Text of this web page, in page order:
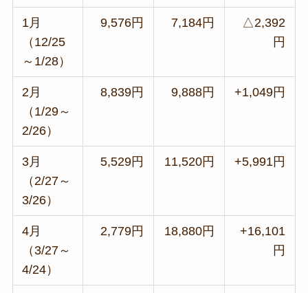
1月
（12/25
～1/28）
9,576円 7,184円
△2,392
円
2月
（1/29～
2/26）
8,839円 9,888円 +1,049円
3月
（2/27～
3/26）
5,529円 11,520円 +5,991円
4月
（3/27～
4/24）
2,779円 18,880円
+16,101
円